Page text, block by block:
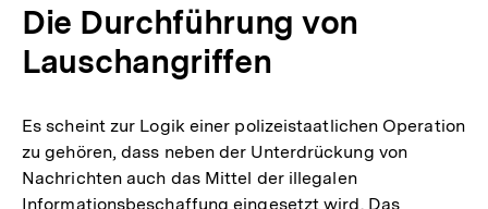
Die Durchführung von
Lauschangriffen
Es scheint zur Logik einer polizeistaatlichen Operation
zu gehören, dass neben der Unterdrückung von
Nachrichten auch das Mittel der illegalen
Informationsbeschaffung eingesetzt wird. Das